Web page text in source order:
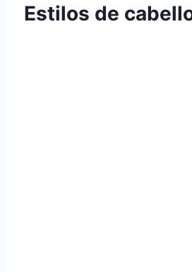
Estilos de